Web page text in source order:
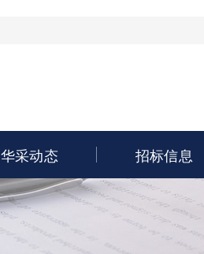
华采动态 招标信息